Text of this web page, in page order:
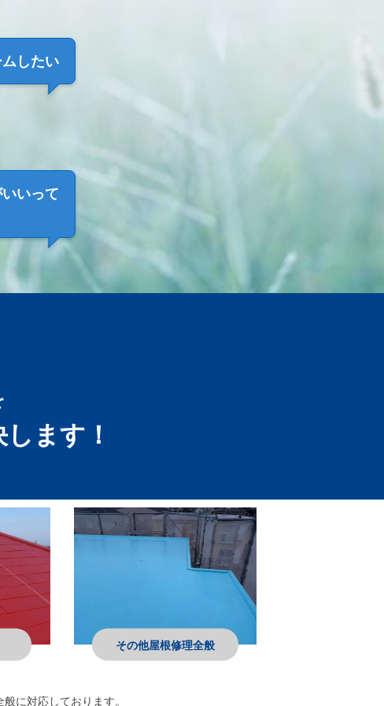
したい
いって
ます！
その他屋根修理全般
に対応しております。